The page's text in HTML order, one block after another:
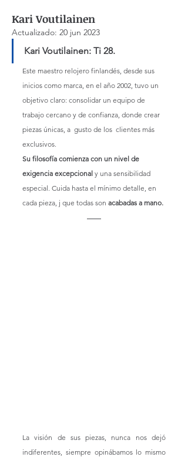
Kari Voutilainen
Actualizado: 20 jun 2023
Kari Voutilainen: Ti 28.
Este maestro relojero finlandés, desde sus
inicios como marca, en el año 2002, tuvo un
objetivo claro: consolidar un equipo de
trabajo cercano y de confianza, donde crear
piezas únicas, a  gusto de los  clientes más
exclusivos.
Su filosofía comienza con un nivel de
exigencia excepcional y una sensibilidad
especial. Cuida hasta el mínimo detalle, en
cada pieza, j que todas son acabadas a mano.
La visión de sus piezas, nunca nos dejó
indiferentes, siempre opinábamos lo mismo